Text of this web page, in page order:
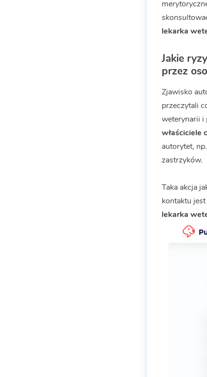
lekarka
Jakie
przez
Zjawisko
przeczytali
weterynarii i
właściciele
autorytet,
zastrzyków.
Taka akcja
kontaktu
lekarka